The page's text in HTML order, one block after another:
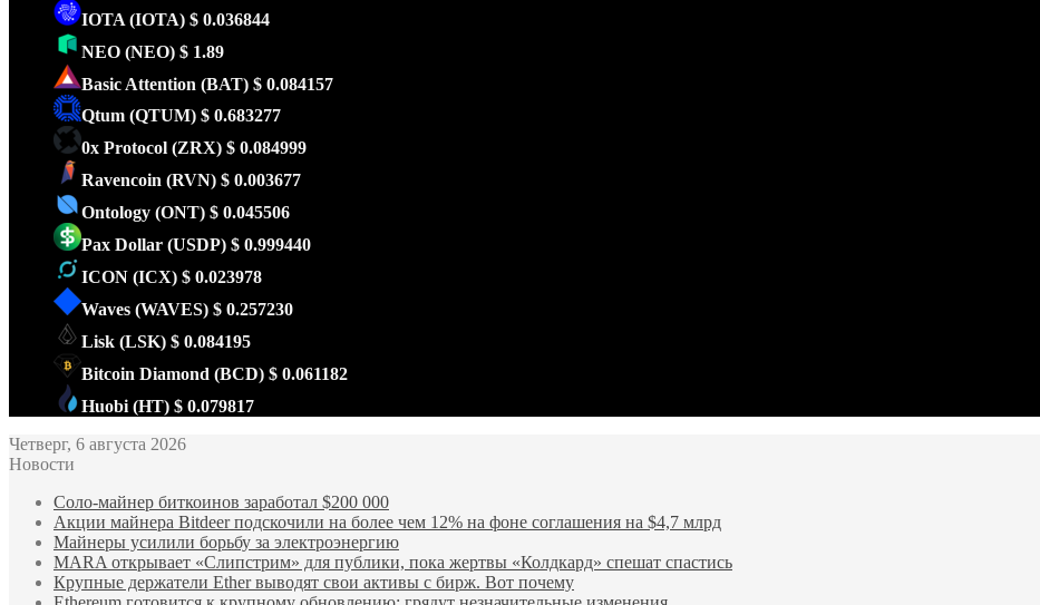
IOTA (IOTA) $ 0.036844
NEO (NEO) $ 1.89
Basic Attention (BAT) $ 0.084157
Qtum (QTUM) $ 0.683277
0x Protocol (ZRX) $ 0.084999
Ravencoin (RVN) $ 0.003677
Ontology (ONT) $ 0.045506
Pax Dollar (USDP) $ 0.999440
ICON (ICX) $ 0.023978
Waves (WAVES) $ 0.257230
Lisk (LSK) $ 0.084195
Bitcoin Diamond (BCD) $ 0.061182
Huobi (HT) $ 0.079817
Четверг, 6 августа 2026
Новости
Соло-майнер биткоинов заработал $200 000
Акции майнера Bitdeer подскочили на более чем 12% на фоне соглашения на $4,7 млрд
Майнеры усилили борьбу за электроэнергию
MARA открывает «Слипстрим» для публики, пока жертвы «Колдкард» спешат спастись
Крупные держатели Ether выводят свои активы с бирж. Вот почему